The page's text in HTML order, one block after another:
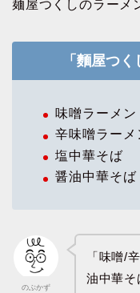
麺屋つくしのラーメ
「麵屋つ
味噌ラーメン
辛味噌ラーメ
塩中華そば
醤油中華そば
のぶかず
「味噌/
油中華そ